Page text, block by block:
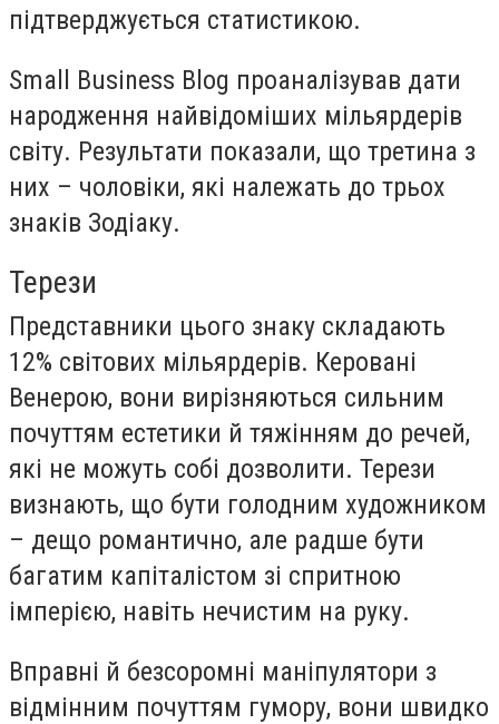
підтверджується статистикою.
Small Business Blog проаналізував дати
народження найвідоміших мільярдерів
світу. Результати показали, що третина з
них – чоловіки, які належать до трьох
знаків Зодіаку.
Терези
Представники цього знаку складають
12% світових мільярдерів. Керовані
Венерою, вони вирізняються сильним
почуттям естетики й тяжінням до речей,
які не можуть собі дозволити. Терези
визнають, що бути голодним художником
– дещо романтично, але радше бути
багатим капіталістом зі спритною
імперією, навіть нечистим на руку.
Вправні й безсоромні маніпулятори з
відмінним почуттям гумору, вони швидко